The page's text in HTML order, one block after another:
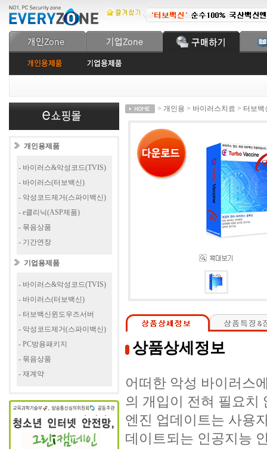
개인용제품
- 바이러스&악성코드(TVIS)
- 바이러스(터보백신)
- 악성코드제거(스파이백신)
- e클리닉(ASP제품)
- 묶음상품
- 기간연장
기업용제품
- 바이러스&악성코드(TVIS)
- 바이러스(터보백신)
- 터보백신윈도우즈서버
- 악성코드제거(스파이백신)
- PC방용패키지
- 묶음상품
- 재계약
> 개인용 > 바이러스치료 > 터보
상품상세정보
어떠한 악성 바이러스
의 개입이 전혀 필요치
엔진 업데이트는 사용
데이트되는 인공지능